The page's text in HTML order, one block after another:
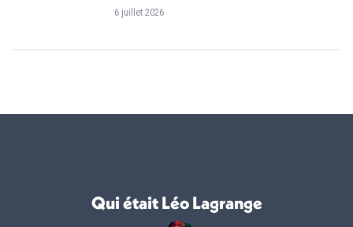
6 juillet 2026
Qui était Léo Lagrange